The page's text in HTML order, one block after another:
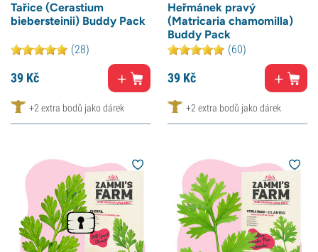
Tařice (Cerastium
biebersteinii) Buddy Pack
(28)
39 Kč
+2 extra bodů jako dárek
Heřmánek pravý
(Matricaria chamomilla)
Buddy Pack
(60)
39 Kč
+2 extra bodů jako dárek